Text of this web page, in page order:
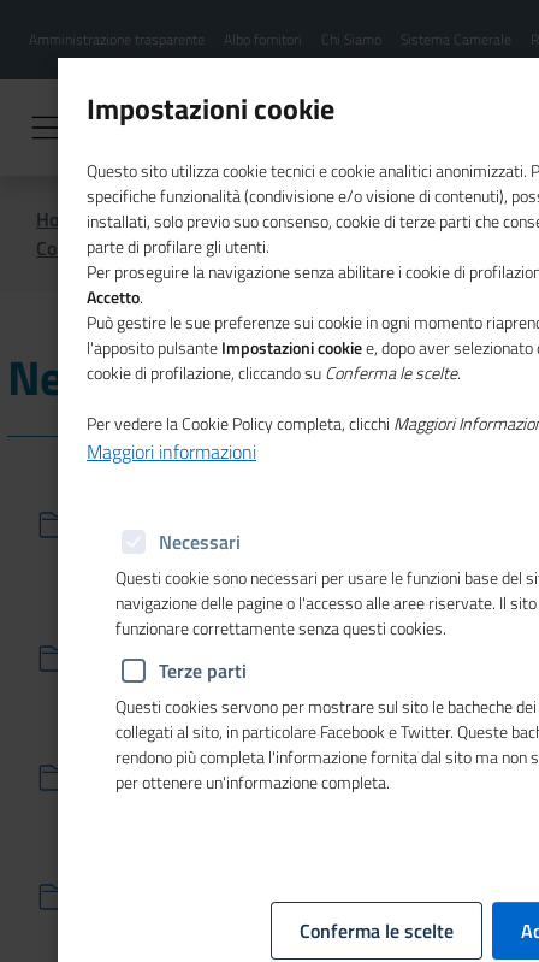
contenuto
Menu
hamburgher
Amministrazione trasparente Albo fornitori Chi Siamo Sistema Camerale
Home
Imprenditoria femminile
Comunicazione
News IF
News IF
crescita di imprese e professionisti
19/04/2022
Alla Camera di commercio di Bolzano la seconda
tappa del XIV "Giro d'Italia delle donne che fanno
impresa"
08/04/2022
Brescia - Seminario Fondo Impresa Donna
fanno Impresa. Riparte il Giro d'Italia delle donne
Impostazioni cookie
Questo sito utilizza cookie tecnici e cookie analitici anonimizzati.
specifiche funzionalità (condivisione e/o visione di contenuti),
installati, solo previo suo consenso, cookie di terze parti che
parte di profilare gli utenti.
Per proseguire la navigazione senza abilitare i cookie di
Accetto.
Può gestire le sue preferenze sui cookie in ogni momento
l'apposito pulsanteImpostazioni cookiee, dopo aver
cookie di profilazione, cliccando suConferma le scelte.
Per vedere la Cookie Policy completa, clicchi Maggiori
Maggiori informazioni
Necessari
Questi cookie sono necessari per usare le funzioni base del
navigazione delle pagine o l'accesso alle aree riservate. Il
funzionare correttamente senza questi cookies.
Terze parti
Questi cookies servono per mostrare sul sito le bacheche
collegati al sito, in particolare Facebook e Twitter. Queste
rendono più completa l'informazione fornita dal sito ma non
per ottenere un'informazione completa.
Conferma le scelte